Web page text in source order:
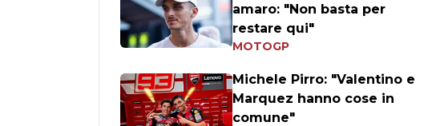
amaro: "Non basta per
restare qui"
MOTOGP
Michele Pirro: "Valentino e
Marquez hanno cose in
comune"